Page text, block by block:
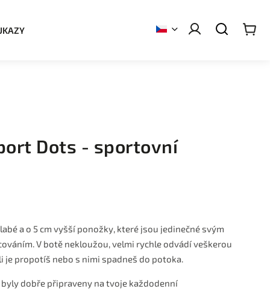
Dots - sportovní
a o 5 cm vyšší ponožky, které jsou jedinečné svým
V botě nekloužou, velmi rychle odvádí veškerou
je propotíš nebo s nimi spadneš do potoka.
dobře připraveny na tvoje každodenní